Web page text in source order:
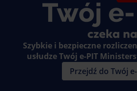
Szybkie i bezpieczne
usłudze Twój e-PIT
Przejdź do Twój